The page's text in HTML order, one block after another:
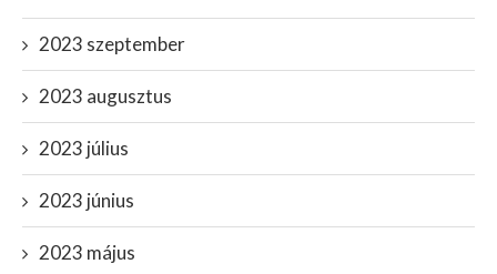
2023 szeptember
2023 augusztus
2023 július
2023 június
2023 május